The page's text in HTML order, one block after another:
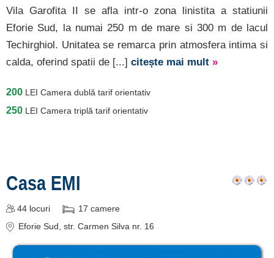
Vila Garofita II se afla intr-o zona linistita a statiunii
Eforie Sud, la numai 250 m de mare si 300 m de lacul
Techirghiol. Unitatea se remarca prin atmosfera intima si
calda, oferind spatii de [...] citește mai mult »
200 LEI Camera dublă tarif orientativ
250 LEI Camera triplă tarif orientativ
Casa EMI
44 locuri 17 camere
Eforie Sud , str. Carmen Silva nr. 16